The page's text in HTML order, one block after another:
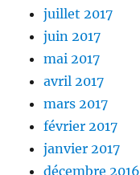
juillet 2017
juin 2017
mai 2017
avril 2017
mars 2017
février 2017
janvier 2017
décembre 2016